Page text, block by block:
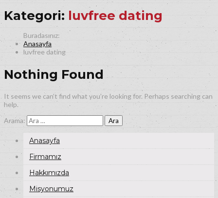
Kategori: luvfree dating
Anasayfa
luvfree dating
Nothing Found
It seems we can’t find what you’re looking for. Perhaps searching can
help.
Arama:
Anasayfa
Firmamız
Hakkımızda
Misyonumuz